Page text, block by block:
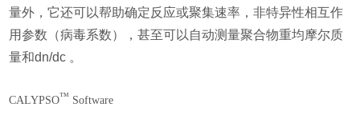
量外，它还可以帮助确定反应或聚集速率，非特异性相互作
用参数（病毒系数），甚至可以自动测量聚合物重均摩尔质
量和dn/dc 。
CALYPSO™ Software